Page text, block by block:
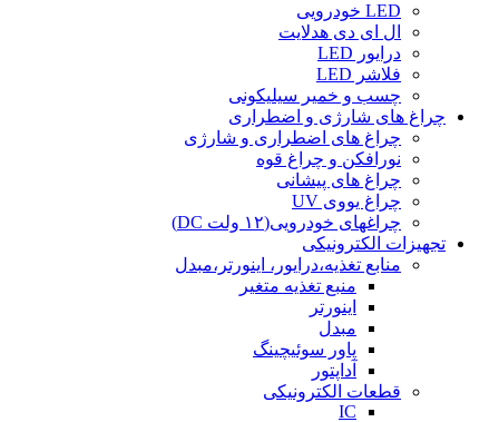
LED خودرویی
ال ای دی هدلایت
درایور LED
فلاشر LED
چسب و خمیر سیلیکونی
چراغ های شارژی و اضطراری
چراغ های اضطراری و شارژی
نورافکن و چراغ قوه
چراغ های پیشانی
چراغ یووی UV
چراغهای خودرویی(۱۲ ولت DC)
تجهیزات الکترونیکی
منابع تغذیه،درایور، اینورتر،مبدل
منبع تغذیه متغیر
اینورتر
مبدل
پاور سوئیچینگ
آداپتور
قطعات الکترونیکی
IC